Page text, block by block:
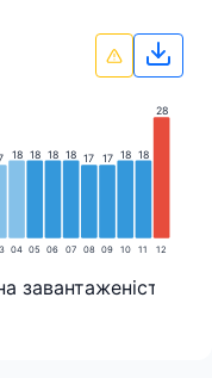
18
04
18
05
18
06
18
07
17
08
17
09
18
10
18
11
28
12
завантаженість